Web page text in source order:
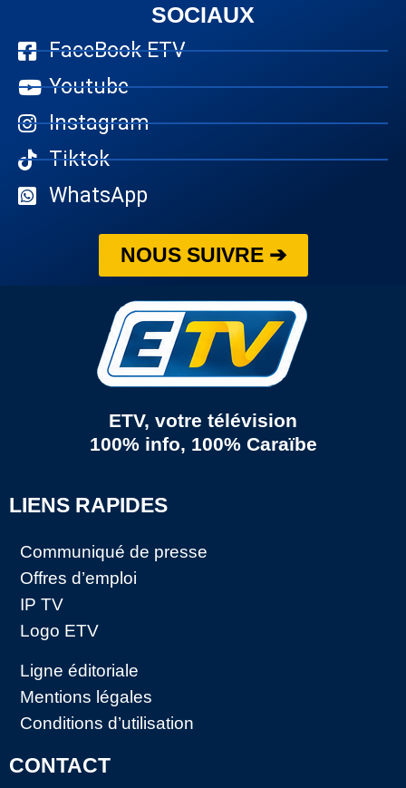
SOCIAUX
FaceBook ETV
Youtube
Instagram
Tiktok
WhatsApp
NOUS SUIVRE ➔
ETV, votre télévision
100% info, 100% Caraïbe
LIENS RAPIDES
Communiqué de presse
Offres d’emploi
IP TV
Logo ETV
Ligne éditoriale
Mentions légales
Conditions d’utilisation
CONTACT